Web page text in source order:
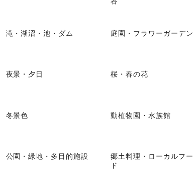
滝・湖沼・池・ダム 庭園・フラワーガーデン
夜景・夕日 桜・春の花
冬景色 動植物園・水族館
公園・緑地・多目的施設
郷土料理・ローカルフー
ド